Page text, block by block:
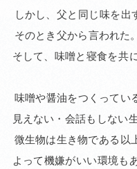
しかし、 父と 同じ 味を出
そのとき 父から 言われた。
そして、
味噌と 寝食を共
味噌や醤油をつくって い
見えない・ 会話も しない
微生物は生き物である 以
よって 機嫌がいい環境も